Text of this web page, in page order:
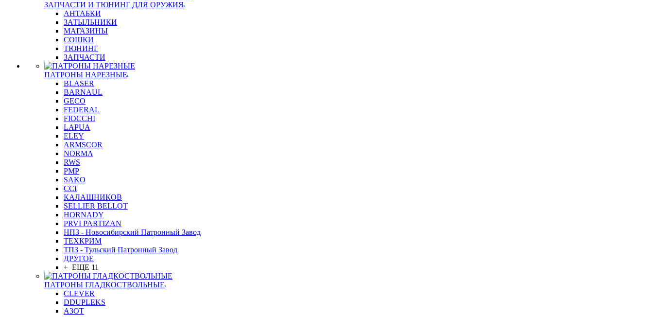
ЗАПЧАСТИ И ТЮНИНГ ДЛЯ ОРУЖИЯ
АНТАБКИ
ЗАТЫЛЬНИКИ
МАГАЗИНЫ
СОШКИ
ТЮНИНГ
ЗАПЧАСТИ
ПАТРОНЫ НАРЕЗНЫЕ
BLASER
BARNAUL
GEСO
FEDERAL
FIOCCHI
LAPUA
ELEY
ARMSCOR
NORMA
RWS
PMP
SAKO
CCI
КАЛАШНИКОВ
SELLIER BELLOT
HORNADY
PRVI PARTIZAN
НПЗ - Новосибирский Патронный Завод
ТЕХКРИМ
ТПЗ - Тульский Патронный Завод
ДРУГОЕ
+ ЕЩЕ 11
ПАТРОНЫ ГЛАДКОСТВОЛЬНЫЕ
CLEVER
DDUPLEKS
АЗОТ